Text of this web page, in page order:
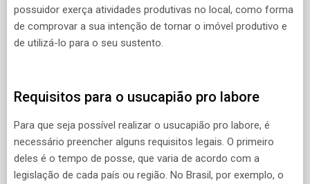
possuidor exerça atividades produtivas no local, como forma
de comprovar a sua intenção de tornar o imóvel produtivo e
de utilizá-lo para o seu sustento.
Requisitos para o usucapião pro labore
Para que seja possível realizar o usucapião pro labore, é
necessário preencher alguns requisitos legais. O primeiro
deles é o tempo de posse, que varia de acordo com a
legislação de cada país ou região. No Brasil, por exemplo, o